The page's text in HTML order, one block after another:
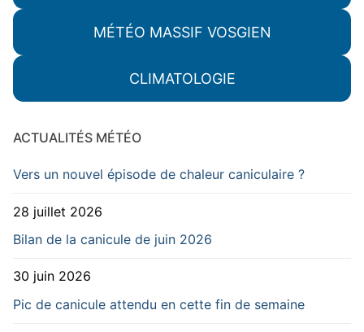
MÉTÉO MASSIF VOSGIEN
CLIMATOLOGIE
ACTUALITÉS MÉTÉO
Vers un nouvel épisode de chaleur caniculaire ?
28 juillet 2026
Bilan de la canicule de juin 2026
30 juin 2026
Pic de canicule attendu en cette fin de semaine